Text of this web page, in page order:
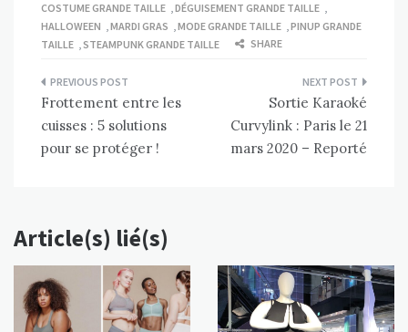
COSTUME GRANDE TAILLE ,DÉGUISEMENT GRANDE TAILLE ,
HALLOWEEN ,MARDI GRAS ,MODE GRANDE TAILLE ,PINUP GRANDE
TAILLE ,STEAMPUNK GRANDE TAILLE SHARE
Navigation
de
l’article
Frottement entre les
cuisses : 5 solutions
pour se protéger !
Sortie Karaoké
Curvylink : Paris le 21
mars 2020 – Reporté
Article(s) lié(s)